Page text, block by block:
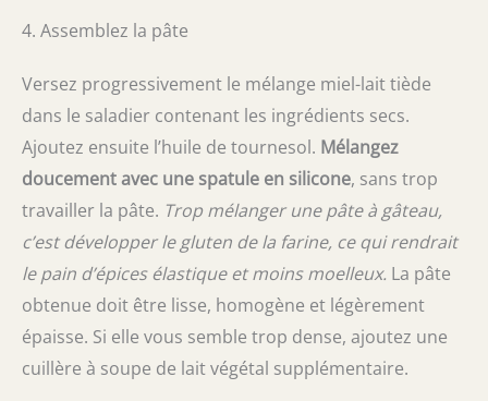
4. Assemblez la pâte
Versez progressivement le mélange miel-lait tiède
dans le saladier contenant les ingrédients secs.
Ajoutez ensuite l’huile de tournesol. Mélangez
doucement avec une spatule en silicone, sans trop
travailler la pâte. Trop mélanger une pâte à gâteau,
c’est développer le gluten de la farine, ce qui rendrait
le pain d’épices élastique et moins moelleux. La pâte
obtenue doit être lisse, homogène et légèrement
épaisse. Si elle vous semble trop dense, ajoutez une
cuillère à soupe de lait végétal supplémentaire.